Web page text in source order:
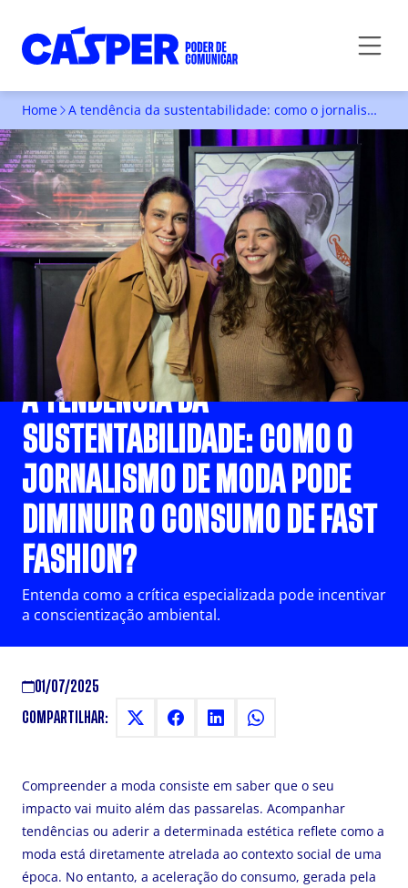
Home A tendência da sustentabilidade: como o jornalismo de moda pode diminuir o consumo de Fast Fashion?
A TENDÊNCIA DA
SUSTENTABILIDADE: COMO O
JORNALISMO DE MODA PODE
DIMINUIR O CONSUMO DE FAST
FASHION?
Entenda como a crítica especializada pode incentivar
a conscientização ambiental.
01/07/2025
COMPARTILHAR:
Compreender a moda consiste em saber que o seu
impacto vai muito além das passarelas. Acompanhar
tendências ou aderir a determinada estética reflete como a
moda está diretamente atrelada ao contexto social de uma
época. No entanto, a aceleração do consumo, gerada pela